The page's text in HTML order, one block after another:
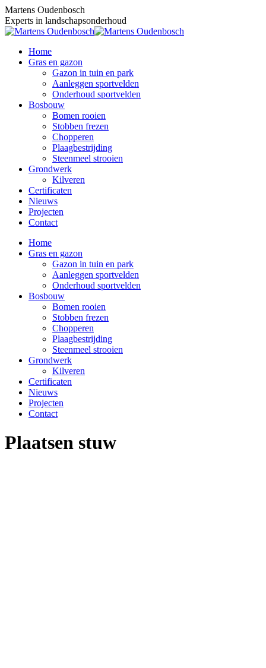
Skip
to
content
Martens Oudenbosch
Experts in landschapsonderhoud
Home
Gras en gazon
Gazon in tuin en park
Aanleggen sportvelden
Onderhoud sportvelden
Bosbouw
Bomen rooien
Stobben frezen
Chopperen
Plaagbestrijding
Steenmeel strooien
Grondwerk
Kilveren
Certificaten
Nieuws
Projecten
Contact
Home
Gras en gazon
Gazon in tuin en park
Aanleggen sportvelden
Onderhoud sportvelden
Bosbouw
Bomen rooien
Stobben frezen
Chopperen
Plaagbestrijding
Steenmeel strooien
Grondwerk
Kilveren
Certificaten
Nieuws
Projecten
Contact
Plaatsen stuw